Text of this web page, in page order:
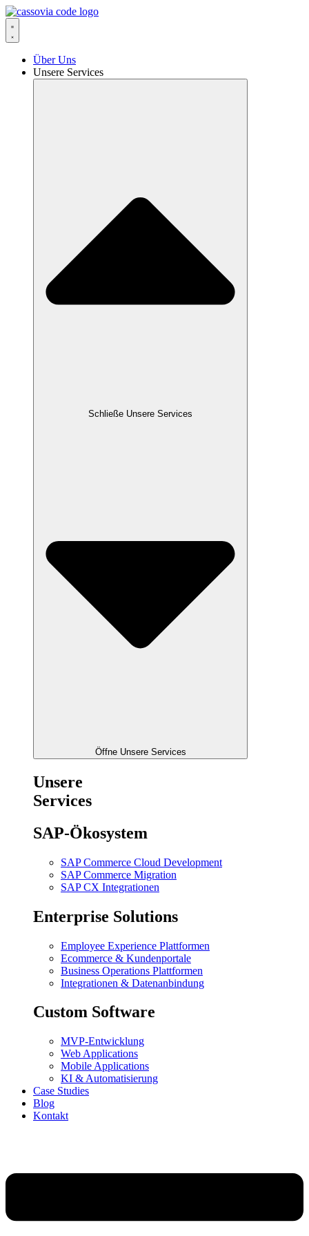
Zum
Inhalt
springen
Über Uns
Unsere Services
Schließe Unsere Services
Öffne Unsere Services
Unsere
Services
SAP-Ökosystem
SAP Commerce Cloud Development
SAP Commerce Migration
SAP CX Integrationen
Enterprise Solutions
Employee Experience Plattformen
Ecommerce & Kundenportale
Business Operations Plattformen
Integrationen & Datenanbindung
Custom Software
MVP-Entwicklung
Web Applications
Mobile Applications
KI & Automatisierung
Case Studies
Blog
Kontakt